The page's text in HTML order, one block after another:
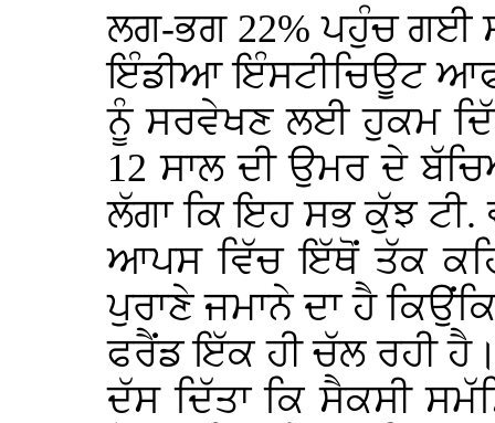
ਲਗ-ਭਗ 22% ਪਹੁੰਚ ਗਈ
ਇੰਡੀਆ ਇੰਸਟੀਚਿਊਟ ਆਫ
ਨੂੰ ਸਰਵੇਖਣ ਲਈ ਹੁਕਮ
12 ਸਾਲ ਦੀ ਉਮਰ ਦੇ
ਲੱਗਾ ਕਿ ਇਹ ਸਭ ਕੁੱਝ
ਆਪਸ ਵਿੱਚ ਇੱਥੋਂ ਤੱਕ
ਪੁਰਾਣੇ ਜਮਾਨੇ ਦਾ ਹੈ
ਫਰੈਂਡ ਇੱਕ ਹੀ ਚੱਲ ਰਹੀ
ਦੱਸ ਦਿੱਤਾ ਕਿ ਸੈਕਸੀ